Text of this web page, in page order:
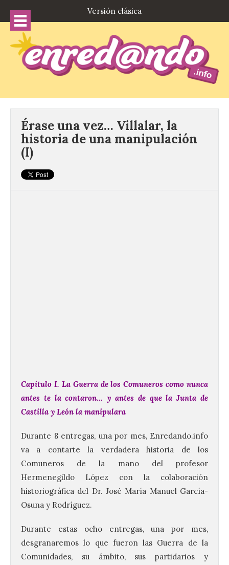
Versión clásica
Érase una vez… Villalar, la
historia de una manipulación
(I)
Capítulo I. La Guerra de los Comuneros como nunca
antes te la contaron… y antes de que la Junta de
Castilla y León la manipulara
Durante 8 entregas, una por mes, Enredando.info
va a contarte la verdadera historia de los
Comuneros de la mano del profesor
Hermenegildo López con la colaboración
historiográfica del Dr. José María Manuel García-
Osuna y Rodríguez.
Durante estas ocho entregas, una por mes,
desgranaremos lo que fueron las Guerra de la
Comunidades, su ámbito, sus partidarios y